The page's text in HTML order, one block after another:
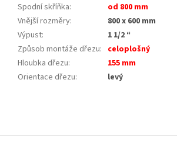
Spodní skříňka:
od 800 mm
Vnější rozměry:
800 x 600 mm
Výpust:
1 1/2 “
Způsob montáže dřezu: celoplošný
Hloubka dřezu:
155 mm
Orientace dřezu: levý
á